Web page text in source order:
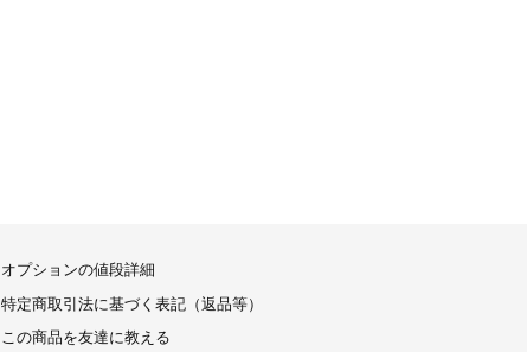
オプションの値段詳細
特定商取引法に基づく表記（返品等）
この商品を友達に教える